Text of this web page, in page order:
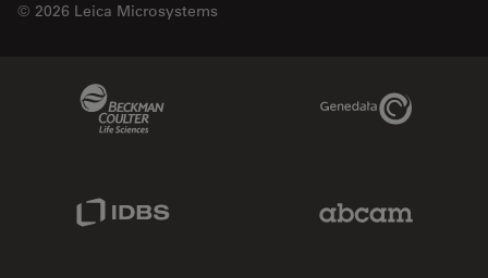
© 2026 Leica Microsystems
Genedata Link